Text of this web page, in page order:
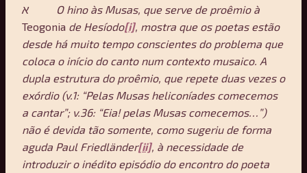
אO hino às Musas, que serve de proêmio à
Teogonia de Hesíodo[i], mostra que os poetas estão
desde há muito tempo conscientes do problema que
coloca o início do canto num contexto musaico. A
dupla estrutura do proêmio, que repete duas vezes o
exórdio (v.1: “Pelas Musas heliconíades comecemos
a cantar”; v.36: “Eia! pelas Musas comecemos…”)
não é devida tão somente, como sugeriu de forma
aguda Paul Friedländer[ii], à necessidade de
introduzir o inédito episódio do encontro do poeta